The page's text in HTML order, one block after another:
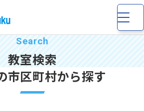
教室検索
市区町村から探す